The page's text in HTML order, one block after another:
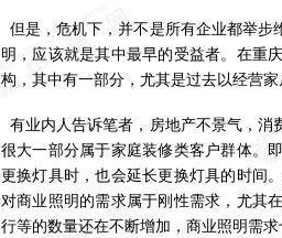
但是，危机下，并不是所有企业都举步
明，应该就是其中最早的受益者。在重
构，其中有一部分，尤其是过去以经营
有业内人告诉笔者，房地产不景气，消
很大一部分属于家庭装修类客户群体。
更换灯具时，也会延长更换灯具的时间
对商业照明的需求属于刚性需求，尤其
行等的数量还在不断增加，商业照明需求